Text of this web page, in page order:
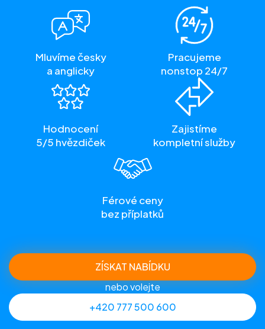
Mluvíme česky
a anglicky
Pracujeme
nonstop 24/7
Hodnocení
5/5 hvězdiček
Zajistíme
kompletní služby
Férové ceny
bez příplatků
ZÍSKAT NABÍDKU
nebo volejte
+420 777 500 600